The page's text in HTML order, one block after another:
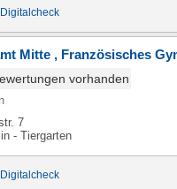
Mitte , Französisches
vorhanden
7
- Tiergarten